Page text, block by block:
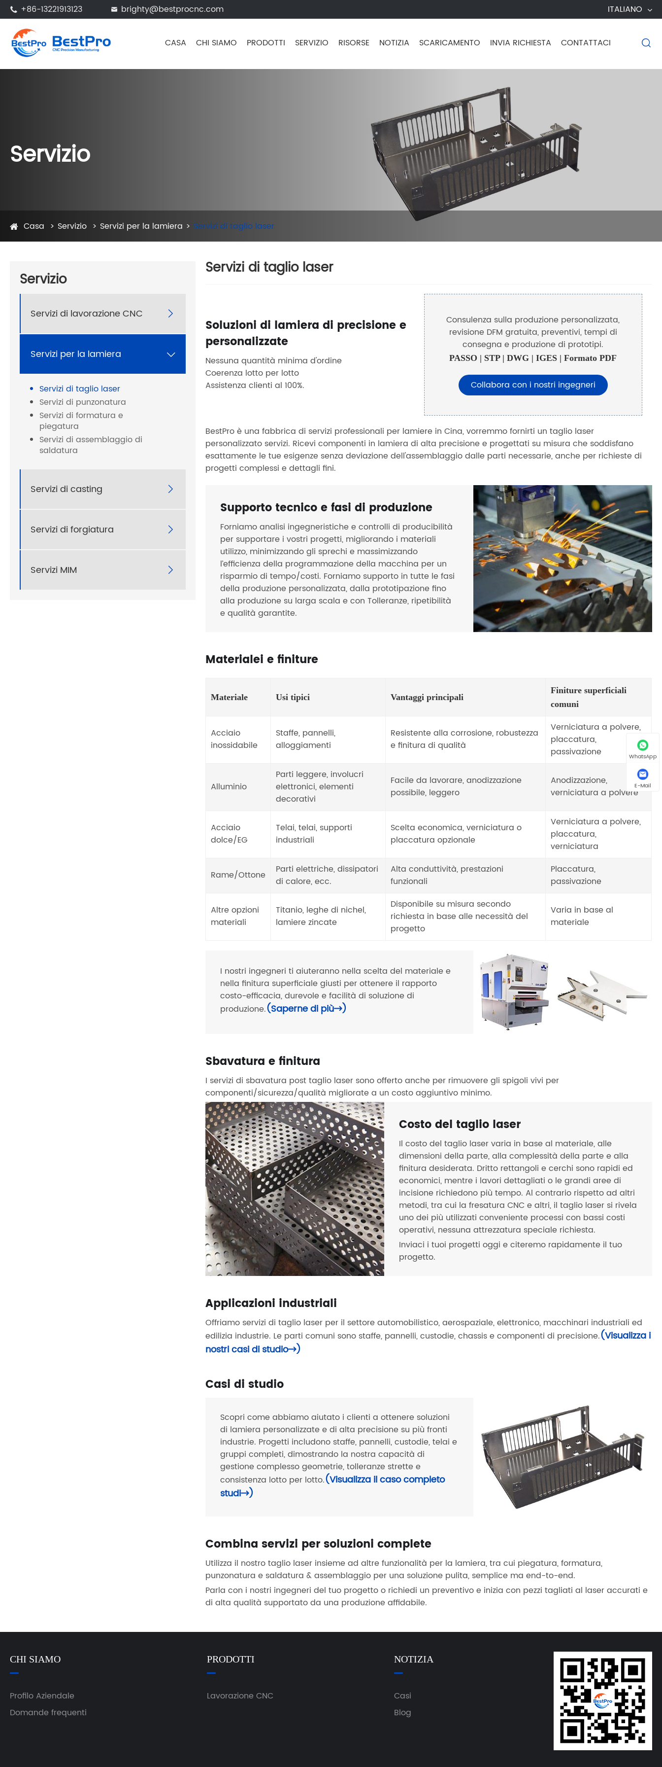
 +86-13221913123  brighty@bestprocnc.com ITALIANO
CASA CHI SIAMO PRODOTTI SERVIZIO RISORSE NOTIZIA SCARICAMENTO INVIA RICHIESTA CONTATTACI 
Servizio
Casa Servizio Servizi per la lamiera Servizi di taglio laser
Servizio
Servizi di lavorazione CNC 
Servizi per la lamiera 
Servizi di taglio laser
Servizi di punzonatura
Servizi di formatura e
piegatura
Servizi di assemblaggio di
saldatura
Servizi di casting 
Servizi di forgiatura 
Servizi MIM 
Servizi di taglio laser
Soluzioni di lamiera di precisione e
personalizzate
Nessuna quantità minima d'ordine
Coerenza lotto per lotto
Assistenza clienti al 100%.
Consulenza sulla produzione personalizzata,
revisione DFM gratuita, preventivi, tempi di
consegna e produzione di prototipi.
PASSO | STP | DWG | IGES | Formato PDF
Collabora con i nostri ingegneri
BestPro è una fabbrica di servizi professionali per lamiere in Cina, vorremmo fornirti un taglio laser
personalizzato servizi. Ricevi componenti in lamiera di alta precisione e progettati su misura che soddisfano
esattamente le tue esigenze senza deviazione dell'assemblaggio dalle parti necessarie, anche per richieste di
progetti complessi e dettagli fini.
Supporto tecnico e fasi di produzione
Forniamo analisi ingegneristiche e controlli di producibilità
per supportare i vostri progetti, migliorando i materiali
utilizzo, minimizzando gli sprechi e massimizzando
l’efficienza della programmazione della macchina per un
risparmio di tempo/costi. Forniamo supporto in tutte le fasi
della produzione personalizzata, dalla prototipazione fino
alla produzione su larga scala e con Tolleranze, ripetibilità
e qualità garantite.
Materialei e finiture
Materiale Usi tipici Vantaggi principali
Finiture superficiali
comuni
Acciaio
inossidabile
Staffe, pannelli,
alloggiamenti
Resistente alla corrosione, robustezza
e finitura di qualità
Verniciatura a polvere,
placcatura,
passivazione
Alluminio
Parti leggere, involucri
elettronici, elementi
decorativi
Facile da lavorare, anodizzazione
possibile, leggero
Anodizzazione,
verniciatura a polvere
Acciaio
dolce/EG
Telai, telai, supporti
industriali
Scelta economica, verniciatura o
placcatura opzionale
Verniciatura a polvere,
placcatura,
verniciatura
Rame/Ottone
Parti elettriche, dissipatori
di calore, ecc.
Alta conduttività, prestazioni
funzionali
Placcatura,
passivazione
Altre opzioni
materiali
Titanio, leghe di nichel,
lamiere zincate
Disponibile su misura secondo
richiesta in base alle necessità del
progetto
Varia in base al
materiale
I nostri ingegneri ti aiuteranno nella scelta del materiale e
nella finitura superficiale giusti per ottenere il rapporto
costo-efficacia, durevole e facilità di soluzione di
produzione.(Saperne di più)
Sbavatura e finitura
I servizi di sbavatura post taglio laser sono offerto anche per rimuovere gli spigoli vivi per
componenti/sicurezza/qualità migliorate a un costo aggiuntivo minimo.
Costo del taglio laser
Il costo del taglio laser varia in base al materiale, alle
dimensioni della parte, alla complessità della parte e alla
finitura desiderata. Dritto rettangoli e cerchi sono rapidi ed
economici, mentre i lavori dettagliati o le grandi aree di
incisione richiedono più tempo. Al contrario rispetto ad altri
metodi, tra cui la fresatura CNC e altri, il taglio laser si rivela
uno dei più utilizzati conveniente processi con bassi costi
operativi, nessuna attrezzatura speciale richiesta.
Inviaci i tuoi progetti oggi e citeremo rapidamente il tuo
progetto.
Applicazioni industriali
Offriamo servizi di taglio laser per il settore automobilistico, aerospaziale, elettronico, macchinari industriali ed
edilizia industrie. Le parti comuni sono staffe, pannelli, custodie, chassis e componenti di precisione.(Visualizza i
nostri casi di studio)
Casi di studio
Scopri come abbiamo aiutato i clienti a ottenere soluzioni
di lamiera personalizzate e di alta precisione su più fronti
industrie. Progetti includono staffe, pannelli, custodie, telai e
gruppi completi, dimostrando la nostra capacità di
gestione complesso geometrie, tolleranze strette e
consistenza lotto per lotto.(Visualizza il caso completo
studi)
Combina servizi per soluzioni complete
Utilizza il nostro taglio laser insieme ad altre funzionalità per la lamiera, tra cui piegatura, formatura,
punzonatura e saldatura & assemblaggio per una soluzione pulita, semplice ma end-to-end.
Parla con i nostri ingegneri del tuo progetto o richiedi un preventivo e inizia con pezzi tagliati al laser accurati e
di alta qualità supportato da una produzione affidabile.
CHI SIAMO
Profilo Aziendale
Domande frequenti
PRODOTTI
Lavorazione CNC
NOTIZIA
Casi
Blog
WhatsApp
E-Mail